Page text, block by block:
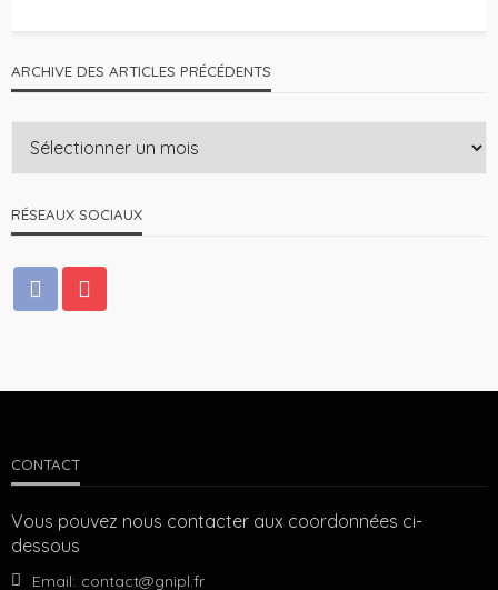
ARCHIVE DES ARTICLES PRÉCÉDENTS
RÉSEAUX SOCIAUX
CONTACT
Vous pouvez nous contacter aux coordonnées ci-
dessous
Email: contact@gnipl.fr